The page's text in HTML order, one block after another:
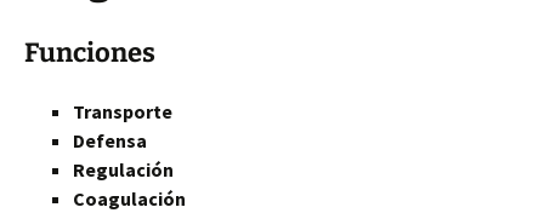
Funciones
Transporte
Defensa
Regulación
Coagulación